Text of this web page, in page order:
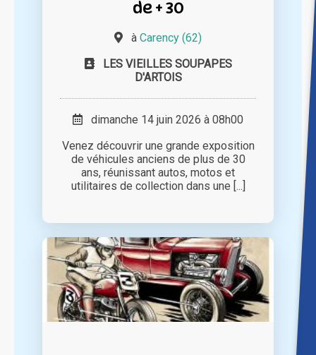
de + 30
à Carency (62)
LES VIEILLES SOUPAPES
D'ARTOIS
dimanche 14 juin 2026 à 08h00
Venez découvrir une grande exposition
de véhicules anciens de plus de 30
ans, réunissant autos, motos et
utilitaires de collection dans une [...]